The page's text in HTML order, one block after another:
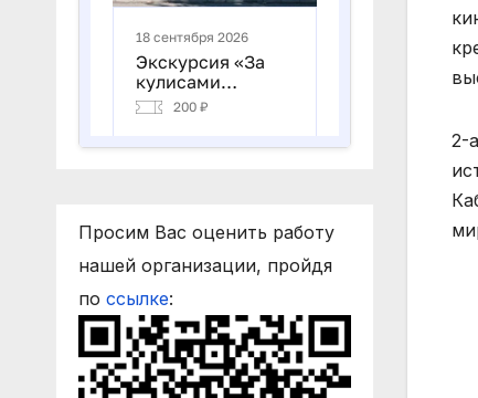
Просим Вас оценить работу
нашей организации, пройдя
по ссылке:
2-